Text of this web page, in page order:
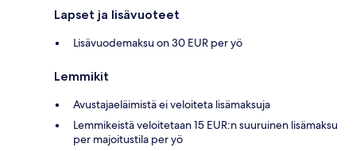
Lapset ja lisävuoteet
Lisävuodemaksu on 30 EUR per yö
Lemmikit
Avustajaeläimistä ei veloiteta lisämaksuja
Lemmikeistä veloitetaan 15 EUR:n suuruinen lisämaksu
per majoitustila per yö